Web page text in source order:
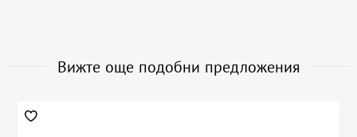
Вижте още подобни предложения